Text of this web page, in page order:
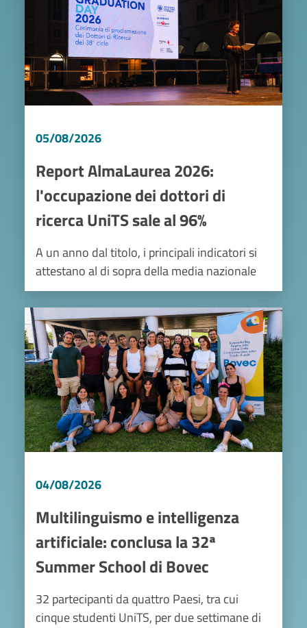
05/08/2026
Report AlmaLaurea 2026:
l'occupazione dei dottori di
ricerca UniTS sale al 96%
A un anno dal titolo, i principali indicatori si
attestano al di sopra della media nazionale
Image
04/08/2026
Multilinguismo e intelligenza
artificiale: conclusa la 32ª
Summer School di Bovec
32 partecipanti da quattro Paesi, tra cui
cinque studenti UniTS, per due settimane di